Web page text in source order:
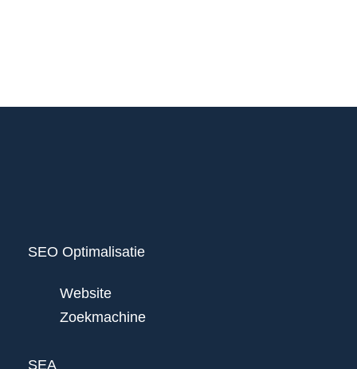
SEO Optimalisatie
Website
Zoekmachine
SEA